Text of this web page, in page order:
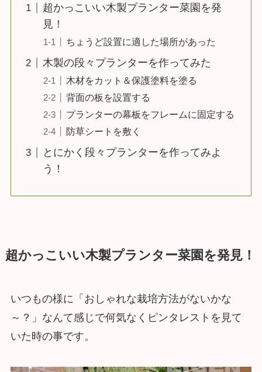
超かっこいい木製プランター菜園を発
見！
ちょうど設置に適した場所があった
木製の段々プランターを作ってみた
木材をカット＆保護塗料を塗る
背面の板を設置する
プランターの幕板をフレームに固定する
防草シートを敷く
とにかく段々プランターを作ってみよ
う！
超かっこいい木製プランター菜園を発見！
いつもの様に「おしゃれな栽培方法がないかな
～？」なんて感じで何気なくピンタレストを見て
いた時の事です。